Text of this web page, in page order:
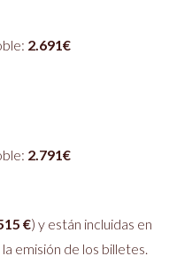
2.691€
2.791€
€) y están incluidas en
emisión de los billetes.